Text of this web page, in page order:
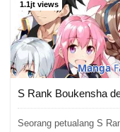
1.1jt views
Manga
Seorang petualang S